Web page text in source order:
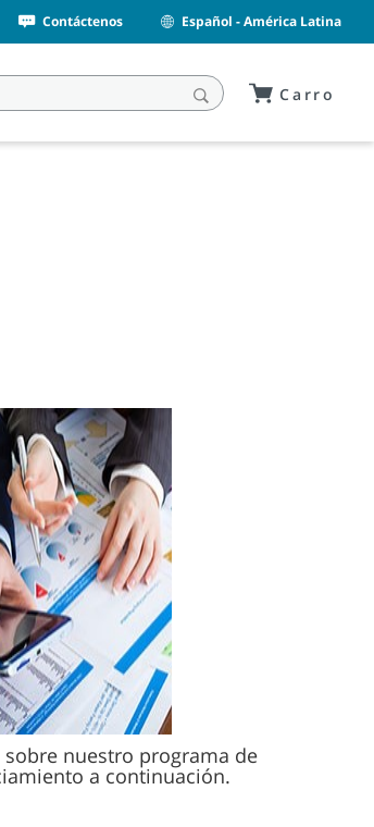
Contáctenos Español - América Latina
Carro
nuestro programa de
a continuación.